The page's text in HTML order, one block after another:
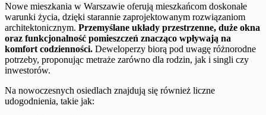
Nowe mieszkania w Warszawie oferują mieszkańcom doskonałe
warunki życia, dzięki starannie zaprojektowanym rozwiązaniom
architektonicznym. Przemyślane układy przestrzenne, duże okna
oraz funkcjonalność pomieszczeń znacząco wpływają na
komfort codzienności. Deweloperzy biorą pod uwagę różnorodne
potrzeby, proponując metraże zarówno dla rodzin, jak i singli czy
inwestorów.
Na nowoczesnych osiedlach znajdują się również liczne
udogodnienia, takie jak: